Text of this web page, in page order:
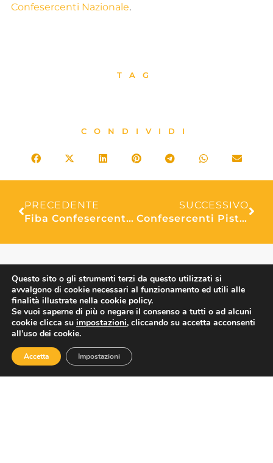
Confesercenti Nazionale.
TAG
CONDIVIDI
PRECEDENTE
Fiba Confesercenti Abruzzo, Costa Trabocchi: “Puntare su qualità senza penalizzare il litorale, resta il nodo della mobilità. Ma Regione Abruzzo non ci ha convocati”
SUCCESSIVO
Confesercenti Pistoia: Terme di Montecatini e rilancio della città
ASSOTURISMO
Contatti
Questo sito o gli strumenti terzi da questo utilizzati si
avvalgono di cookie necessari al funzionamento ed utili alle
finalità illustrate nella cookie policy.
Se vuoi saperne di più o negare il consenso a tutti o ad alcuni
cookie clicca su impostazioni, cliccando su accetta acconsenti
all’uso dei cookie.
Accetta Impostazioni